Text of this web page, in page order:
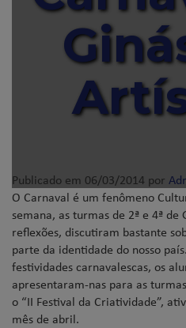
Publicado em 06/03/2014 por
O Carnaval é um fenômeno
semana, as turmas de 2ª e 4ª
reflexões, discutiram bastante
parte da identidade do nosso
festividades carnavalescas, os
apresentaram-nas para as
o “II Festival da Criatividade”,
mês de abril.